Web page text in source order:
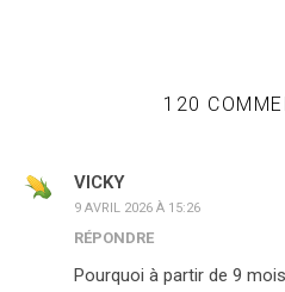
120
VICKY
9 AVRIL 2026 À 15:26
RÉPONDRE
Pourquoi à partir de 9